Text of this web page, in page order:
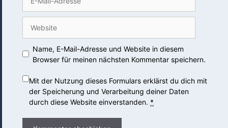
Mail-
Adresse
Name, E-Mail-Adresse und Website in diesem
Browser für meinen nächsten Kommentar speichern.
Mit der Nutzung dieses Formulars erklärst du dich mit
der Speicherung und Verarbeitung deiner Daten
durch diese Website einverstanden. *